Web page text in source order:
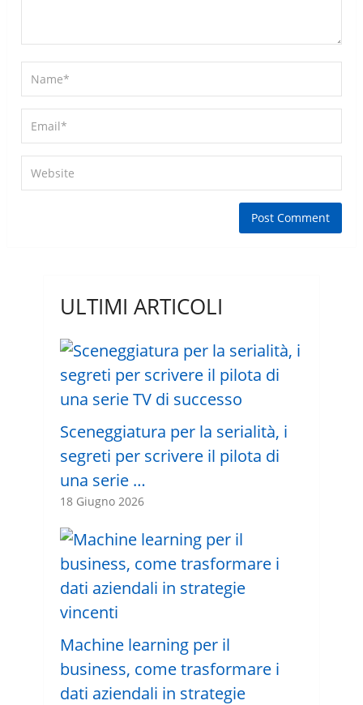
ULTIMI ARTICOLI
Sceneggiatura per la serialità, i
segreti per scrivere il pilota di
una serie …
18 Giugno 2026
Machine learning per il
business, come trasformare i
dati aziendali in strategie